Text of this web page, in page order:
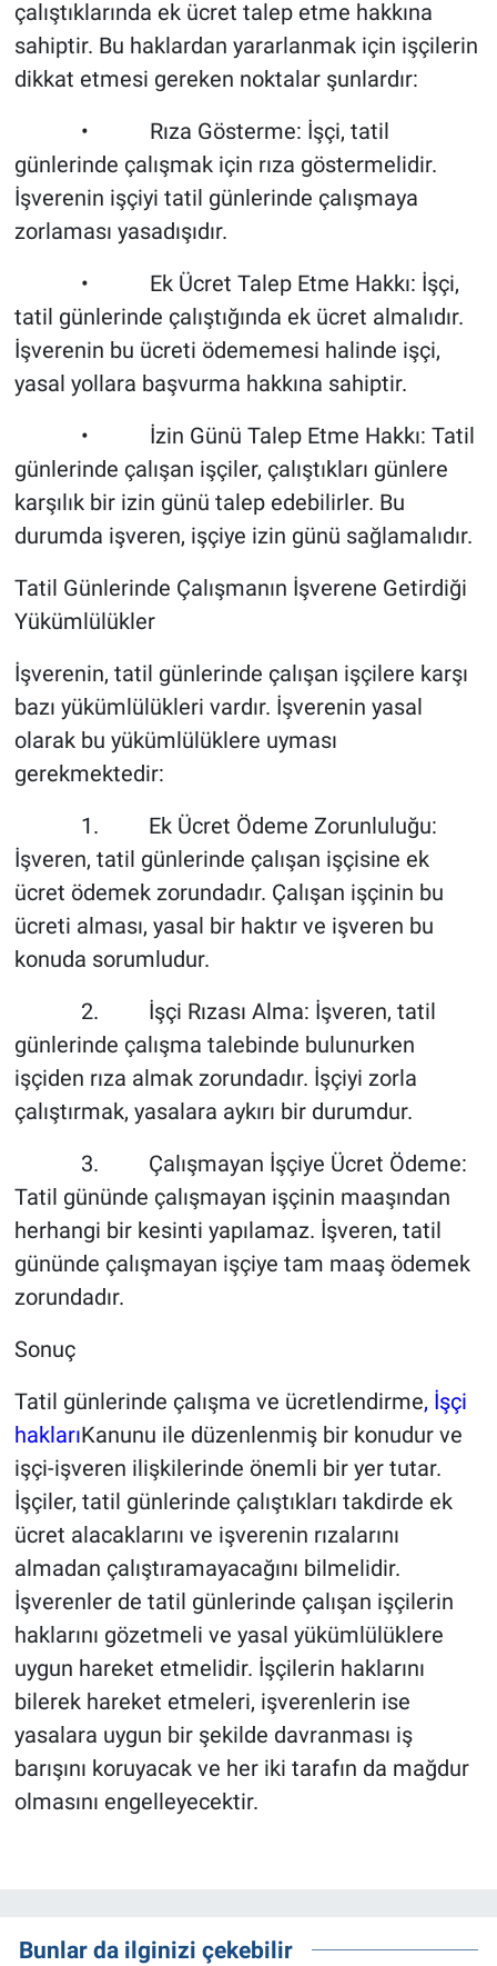
çalıştıklarında ek ücret talep etme hakkına
sahiptir. Bu haklardan yararlanmak için işçilerin
dikkat etmesi gereken noktalar şunlardır:
• Rıza Gösterme: İşçi, tatil
günlerinde çalışmak için rıza göstermelidir.
İşverenin işçiyi tatil günlerinde çalışmaya
zorlaması yasadışıdır.
• Ek Ücret Talep Etme Hakkı: İşçi,
tatil günlerinde çalıştığında ek ücret almalıdır.
İşverenin bu ücreti ödememesi halinde işçi,
yasal yollara başvurma hakkına sahiptir.
• İzin Günü Talep Etme Hakkı: Tatil
günlerinde çalışan işçiler, çalıştıkları günlere
karşılık bir izin günü talep edebilirler. Bu
durumda işveren, işçiye izin günü sağlamalıdır.
Tatil Günlerinde Çalışmanın İşverene Getirdiği
Yükümlülükler
İşverenin, tatil günlerinde çalışan işçilere karşı
bazı yükümlülükleri vardır. İşverenin yasal
olarak bu yükümlülüklere uyması
gerekmektedir:
1. Ek Ücret Ödeme Zorunluluğu:
İşveren, tatil günlerinde çalışan işçisine ek
ücret ödemek zorundadır. Çalışan işçinin bu
ücreti alması, yasal bir haktır ve işveren bu
konuda sorumludur.
2. İşçi Rızası Alma: İşveren, tatil
günlerinde çalışma talebinde bulunurken
işçiden rıza almak zorundadır. İşçiyi zorla
çalıştırmak, yasalara aykırı bir durumdur.
3. Çalışmayan İşçiye Ücret Ödeme:
Tatil gününde çalışmayan işçinin maaşından
herhangi bir kesinti yapılamaz. İşveren, tatil
gününde çalışmayan işçiye tam maaş ödemek
zorundadır.
Sonuç
Tatil günlerinde çalışma ve ücretlendirme, İşçi
haklarıKanunu ile düzenlenmiş bir konudur ve
işçi-işveren ilişkilerinde önemli bir yer tutar.
İşçiler, tatil günlerinde çalıştıkları takdirde ek
ücret alacaklarını ve işverenin rızalarını
almadan çalıştıramayacağını bilmelidir.
İşverenler de tatil günlerinde çalışan işçilerin
haklarını gözetmeli ve yasal yükümlülüklere
uygun hareket etmelidir. İşçilerin haklarını
bilerek hareket etmeleri, işverenlerin ise
yasalara uygun bir şekilde davranması iş
barışını koruyacak ve her iki tarafın da mağdur
olmasını engelleyecektir.
Bunlar da ilginizi çekebilir